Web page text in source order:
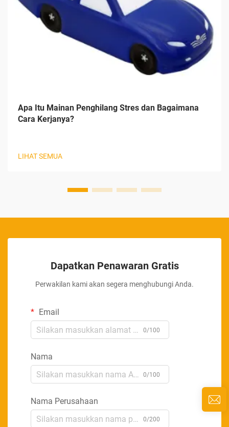
Apa Itu Mainan Penghilang Stres dan Bagaimana
Cara Kerjanya?
LIHAT SEMUA
Dapatkan Penawaran Gratis
Perwakilan kami akan segera menghubungi Anda.
Email
0/100
Nama
0/100
Nama Perusahaan
0/200